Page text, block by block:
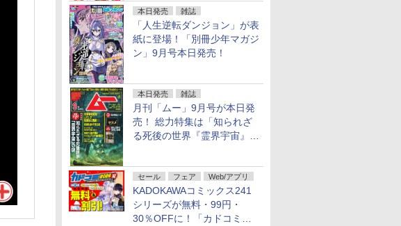
本日発売 雑誌
「人生逆転ダンジョン」が表
紙に登場！「別冊少年マガジ
ン」9月号本日発売！
本日発売 雑誌
月刊「ムー」9月号が本日発
売！ 総力特集は「知られざ
る死後の世界『霊界宇宙』の
セール フェア Web/アプリ
KADOKAWAコミックス241
シリーズが無料・99円・
30％OFFに！「カドコミフ